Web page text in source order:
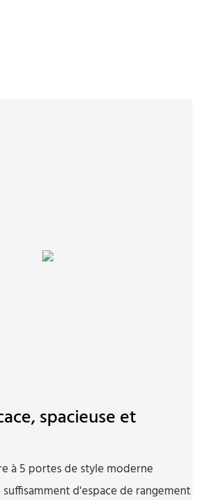
spacieuse et
à 5 portes de style moderne
d'espace de rangement